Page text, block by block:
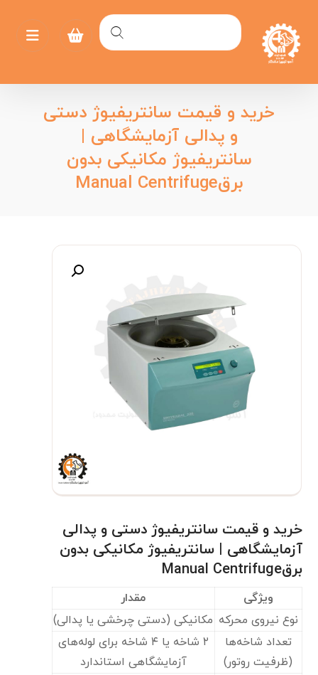
خرید و قیمت سانتریفیوژ دستی
و پدالی آزمایشگاهی |
سانتریفیوژ مکانیکی بدون
برقManual Centrifuge
خرید و قیمت سانتریفیوژ دستی و پدالی
آزمایشگاهی | سانتریفیوژ مکانیکی بدون
برقManual Centrifuge
ویژگی
مقدار
نوع نیروی محرکه مکانیکی (دستی چرخشی یا پدالی)
تعداد شاخه‌ها
(ظرفیت روتور)
۲ شاخه یا ۴ شاخه برای لوله‌های
آزمایشگاهی استاندارد